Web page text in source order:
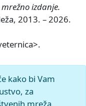
mrežno izdanje.
2013. – 2026.
kako bi Vam
za
mreža.